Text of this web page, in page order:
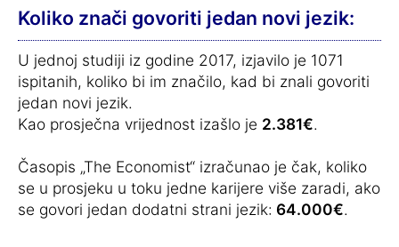
Koliko znači govoriti jedan novi jezik:
U jednoj studiji iz godine 2017, izjavilo je 1071
ispitanih, koliko bi im značilo, kad bi znali govoriti
jedan novi jezik.
Kao prosječna vrijednost izašlo je 2.381€.
Časopis „The Economist“ izračunao je čak, koliko
se u prosjeku u toku jedne karijere više zaradi, ako
se govori jedan dodatni strani jezik: 64.000€.